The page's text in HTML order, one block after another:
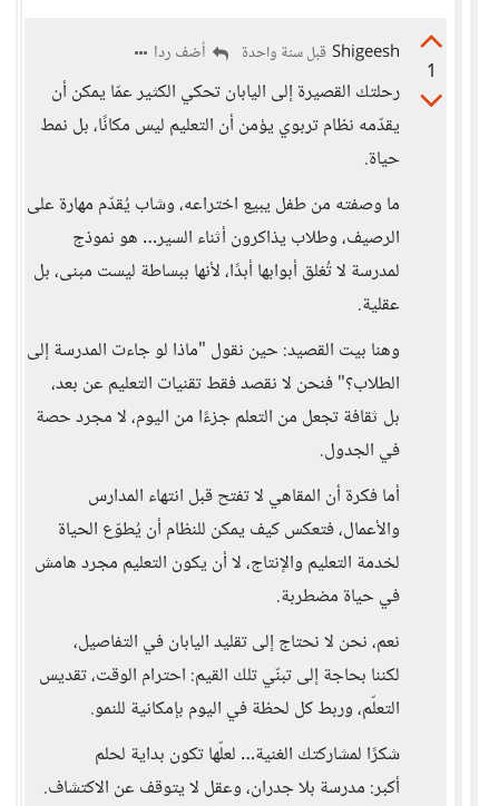
1
Shigeesh قبل سنة واحدة أضف ردا
رحلتك القصيرة إلى اليابان تحكي الكثير عمّا يمكن أن
يقدّمه نظام تربوي يؤمن أن التعليم ليس مكانًا، بل نمط
حياة.
ما وصفته من طفل يبيع اختراعه، وشاب يُقدّم مهارة على
الرصيف، وطلاب يذاكرون أثناء السير… هو نموذج
لمدرسة لا تُغلق أبوابها أبدًا، لأنها ببساطة ليست مبنى، بل
عقلية.
وهنا بيت القصيد: حين نقول "ماذا لو جاءت المدرسة إلى
الطلاب؟" فنحن لا نقصد فقط تقنيات التعليم عن بعد،
بل ثقافة تجعل من التعلم جزءًا من اليوم، لا مجرد حصة
في الجدول.
أما فكرة أن المقاهي لا تفتح قبل انتهاء المدارس
والأعمال، فتعكس كيف يمكن للنظام أن يُطوّع الحياة
لخدمة التعليم والإنتاج، لا أن يكون التعليم مجرد هامش
في حياة مضطربة.
نعم، نحن لا نحتاج إلى تقليد اليابان في التفاصيل،
لكننا بحاجة إلى تبنّي تلك القيم: احترام الوقت، تقديس
التعلّم، وربط كل لحظة في اليوم بإمكانية للنمو.
شكرًا لمشاركتك الغنية… لعلّها تكون بداية لحلم
أكبر: مدرسة بلا جدران، وعقل لا يتوقف عن الاكتشاف.